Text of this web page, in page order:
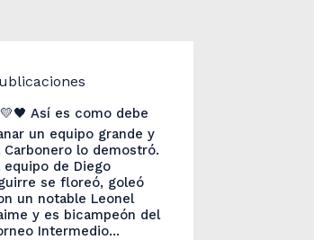
Así es como debe
un equipo grande y
Carbonero lo demostró.
equipo de Diego
se floreó, goleó
un notable Leonel
y es bicampeón del
Intermedio…